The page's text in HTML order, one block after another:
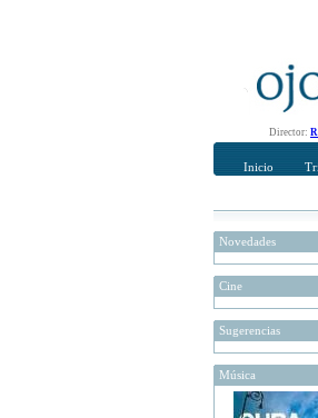
Director:
Inicio
Novedades
Cine
Sugerencias
Música